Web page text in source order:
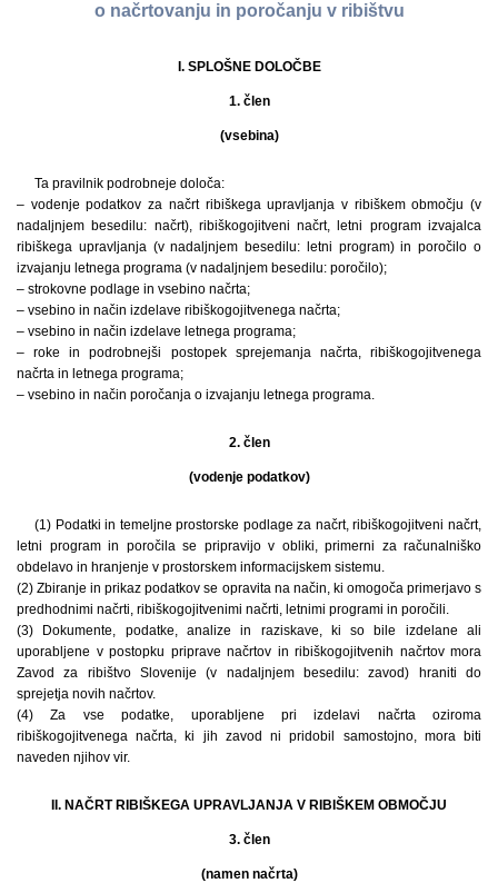
o načrtovanju in poročanju v ribištvu
I. SPLOŠNE DOLOČBE
1. člen
(vsebina)
Ta pravilnik podrobneje določa:
– vodenje podatkov za načrt ribiškega upravljanja v ribiškem območju (v
nadaljnjem besedilu: načrt), ribiškogojitveni načrt, letni program izvajalca
ribiškega upravljanja (v nadaljnjem besedilu: letni program) in poročilo o
izvajanju letnega programa (v nadaljnjem besedilu: poročilo);
– strokovne podlage in vsebino načrta;
– vsebino in način izdelave ribiškogojitvenega načrta;
– vsebino in način izdelave letnega programa;
– roke in podrobnejši postopek sprejemanja načrta, ribiškogojitvenega
načrta in letnega programa;
– vsebino in način poročanja o izvajanju letnega programa.
2. člen
(vodenje podatkov)
(1) Podatki in temeljne prostorske podlage za načrt, ribiškogojitveni načrt,
letni program in poročila se pripravijo v obliki, primerni za računalniško
obdelavo in hranjenje v prostorskem informacijskem sistemu.
(2) Zbiranje in prikaz podatkov se opravita na način, ki omogoča primerjavo s
predhodnimi načrti, ribiškogojitvenimi načrti, letnimi programi in poročili.
(3) Dokumente, podatke, analize in raziskave, ki so bile izdelane ali
uporabljene v postopku priprave načrtov in ribiškogojitvenih načrtov mora
Zavod za ribištvo Slovenije (v nadaljnjem besedilu: zavod) hraniti do
sprejetja novih načrtov.
(4) Za vse podatke, uporabljene pri izdelavi načrta oziroma
ribiškogojitvenega načrta, ki jih zavod ni pridobil samostojno, mora biti
naveden njihov vir.
II. NAČRT RIBIŠKEGA UPRAVLJANJA V RIBIŠKEM OBMOČJU
3. člen
(namen načrta)